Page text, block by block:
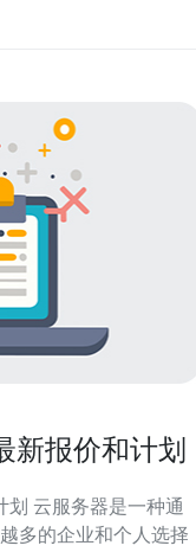
新报价和计划
通
多的企业和个人选择